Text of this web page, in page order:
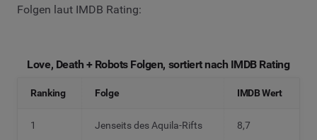
Folgen laut IMDB Rating:
Love, Death + Robots Folgen, sortiert nach IMDB Rating
Ranking Folge IMDB Wert
1 Jenseits des Aquila-Rifts 8,7